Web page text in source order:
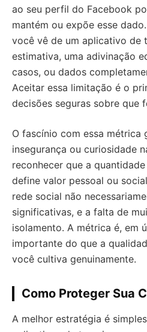
ao seu perfil do Facebook
mantém ou expõe esse
você vê de um aplicativo de
estimativa, uma adivinação
casos, ou dados
Aceitar essa limitação é o
decisões seguras sobre que
O fascínio com essa métrica
insegurança ou curiosidade
reconhecer que a
define valor pessoal ou
rede social não
significativas, e a falta de
isolamento. A métrica é, em
importante do que a
você cultiva genuinamente.
Como Proteger Sua
A melhor estratégia é